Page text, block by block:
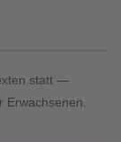
statt —